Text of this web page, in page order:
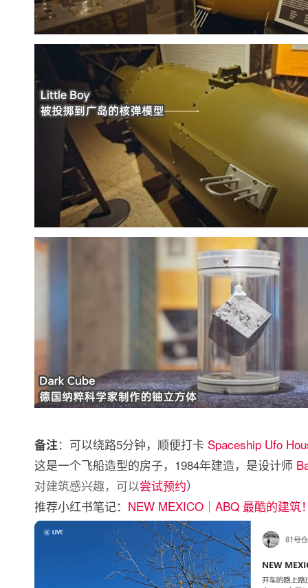
备注：可以绕路5分钟，顺便打卡 Spaceship Ufo
这是一个飞船造型的房子，1984年建造，是设计师
对建筑感兴趣，可以尝试预约）
推荐小红书笔记： NEW MEXICO｜ABQ 最酷的建筑